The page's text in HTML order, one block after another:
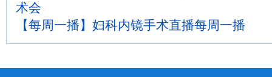
术会
【每周一播】妇科内镜手术直播每周一播